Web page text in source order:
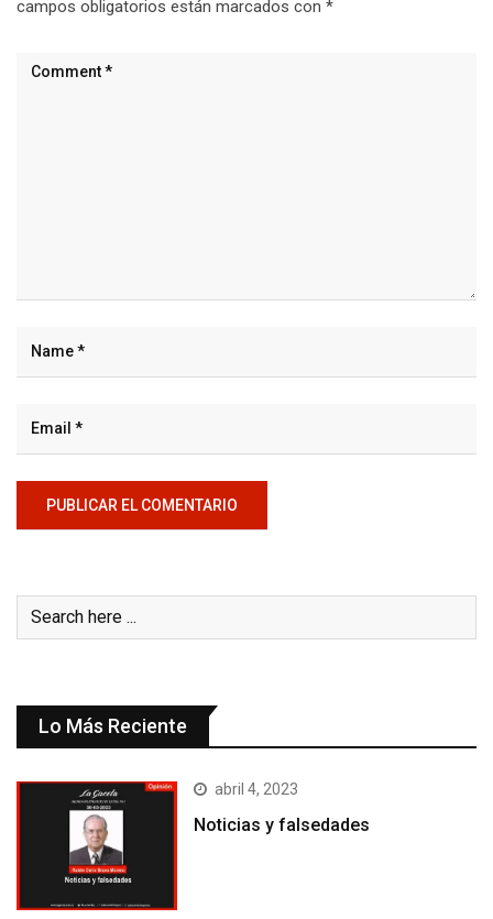
campos obligatorios están marcados con *
Lo Más Reciente
abril 4, 2023
Noticias y falsedades